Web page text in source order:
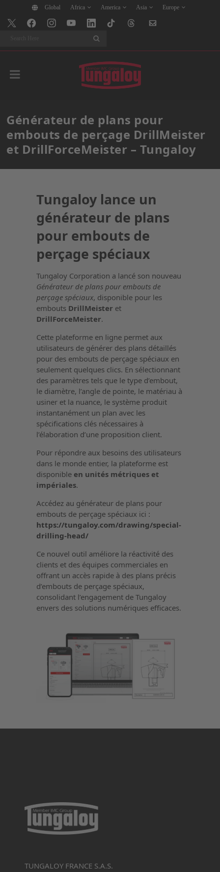
Global Africa America Asia Europe
Générateur de plans pour
embouts de perçage DrillMeister
et DrillForceMeister – Tungaloy
Tungaloy lance un
générateur de plans
pour embouts de
perçage spéciaux
Tungaloy Corporation a lancé son nouveau
Générateur de plans pour embouts de
perçage spéciaux, disponible pour les
embouts DrillMeister et
DrillForceMeister.
Cette plateforme en ligne permet aux
utilisateurs de générer des plans détaillés
pour des embouts de perçage spéciaux en
seulement quelques clics. En sélectionnant
des paramètres tels que le type d’embout,
le diamètre, l’angle de pointe, le matériau à
usiner et la nuance, le système produit
instantanément un plan avec les
spécifications clés nécessaires à
l’élaboration d’une proposition client.
Pour répondre aux besoins des utilisateurs
dans le monde entier, la plateforme est
disponible en unités métriques et
impériales.
Accédez au générateur de plans pour
embouts de perçage spéciaux ici :
https://tungaloy.com/drawing/special-
drilling-head/
Ce nouvel outil améliore la réactivité des
clients et des équipes commerciales en
offrant un accès rapide à des plans précis
d’embouts de perçage spéciaux,
consolidant l’engagement de Tungaloy
envers des solutions numériques efficaces.
TUNGALOY FRANCE S.A.S.